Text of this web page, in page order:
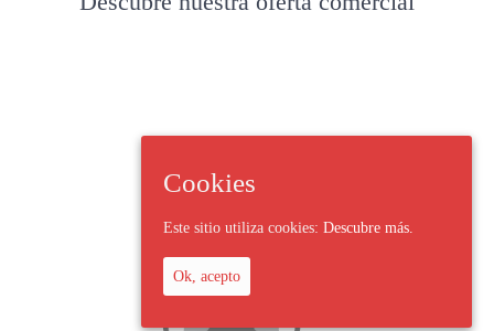
Cookies
Este sitio utiliza cookies: Descubre más.
Ok, acepto